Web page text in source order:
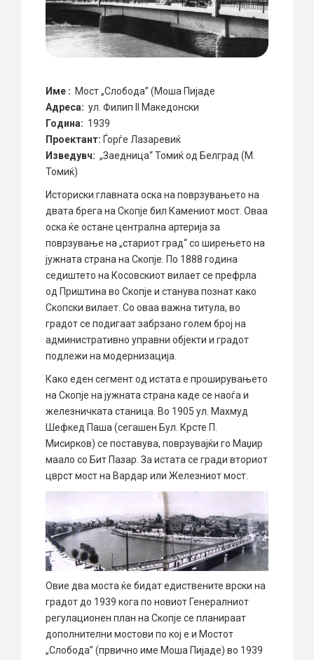
Име : Мост „Слобода” (Моша Пијаде
Aдреса: ул. Филип II Македонски
Година: 1939
Проектант: Ѓорѓе Лазаревиќ
Изведувч: „Заедница“ Томиќ од Белград (M.
Томиќ)
Историски главната оска на поврзувањето на
двата брега на Скопје бил Камениот мост. Оваа
оска ќе остане централна артерија за
поврзување на „стариот град“ со ширењето на
јужната страна на Скопје. По 1888 година
седиштето на Косовскиот вилает се префрла
од Приштина во Скопје и станува познат како
Скопски вилает. Со оваа важна титула, во
градот се подигаат забрзано голем број на
административно управни објекти и градот
подлежи на модернизација.
Како еден сегмент од истата е проширувањето
на Скопје на јужната страна каде се наоѓа и
железничката станица. Во 1905 ул. Махмуд
Шефкед Паша (сегашен Бул. Крсте П.
Мисирков) се поставува, поврзувајќи го Маџир
маало со Бит Пазар. За истата се гради вториот
цврст мост на Вардар или Железниот мост.
Овие два моста ќе бидат едиствените врски на
градот до 1939 кога по новиот Генералниот
регулационен план на Скопје се планираат
дополнителни мостови по кој е и Мостот
„Слобода” (првично име Моша Пијаде) во 1939